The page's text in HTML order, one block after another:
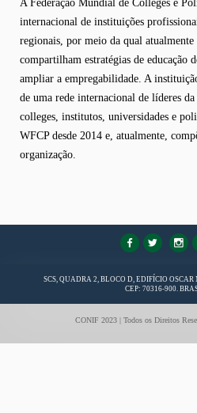
A Federação Mundial de Colleges e
internacional de instituições
regionais, por meio da qual atualmente
compartilham estratégias de educação
ampliar a empregabilidade. A
de uma rede internacional de líderes da
colleges, institutos, universidades e
WFCP desde 2014 e, atualmente,
organização.
SCS, QUADRA 2, BLOCO D, EDIFÍCIO
CEP: 70316-900.
CONIF 2023 | Todos os Direitos